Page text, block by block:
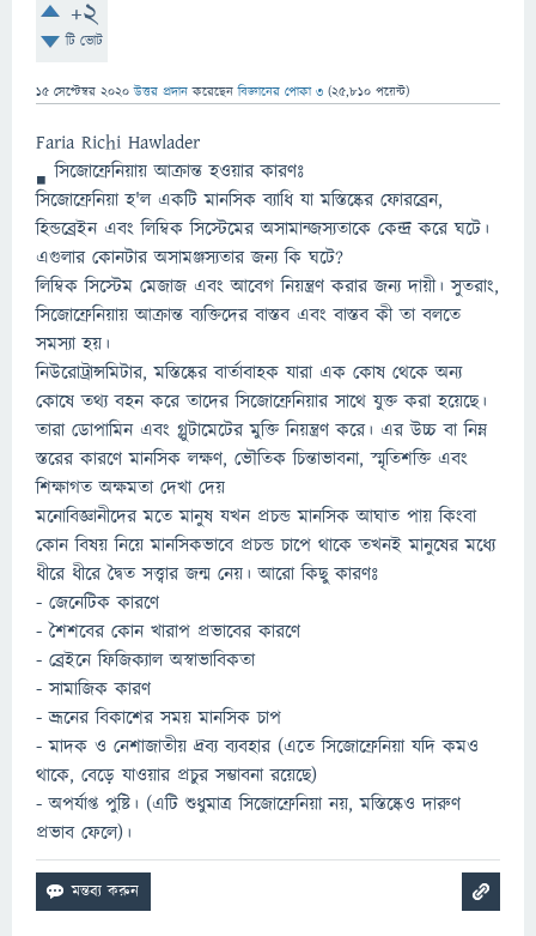
+2
টি ভোট
15 সেপ্টেম্বর 2020 উত্তর প্রদান করেছেনবিজ্ঞানের পোকা ৩ (25,810 পয়েন্ট)
Faria Richi Hawlader
সিজোফ্রেনিয়ায় আক্রান্ত হওয়ার কারণঃ
সিজোফ্রেনিয়া হ'ল একটি মানসিক ব্যাধি যা মস্তিষ্কের ফোরব্রেন,
হিন্ডব্রেইন এবং লিম্বিক সিস্টেমের অসামান্জস্যতাকে কেন্দ্র করে ঘটে।
এগুলার কোনটার অসামঞ্জস্যতার জন্য কি ঘটে?
লিম্বিক সিস্টেম মেজাজ এবং আবেগ নিয়ন্ত্রণ করার জন্য দায়ী। সুতরাং,
সিজোফ্রেনিয়ায় আক্রান্ত ব্যক্তিদের বাস্তব এবং বাস্তব কী তা বলতে
সমস্যা হয়।
নিউরোট্রান্সমিটার, মস্তিষ্কের বার্তাবাহক যারা এক কোষ থেকে অন্য
কোষে তথ্য বহন করে তাদের সিজোফ্রেনিয়ার সাথে যুক্ত করা হয়েছে।
তারা ডোপামিন এবং গ্লুটামেটের মুক্তি নিয়ন্ত্রণ করে। এর উচ্চ বা নিম্ন
স্তরের কারণে মানসিক লক্ষণ, ভৌতিক চিন্তাভাবনা, স্মৃতিশক্তি এবং
শিক্ষাগত অক্ষমতা দেখা দেয়
মনোবিজ্ঞানীদের মতে মানুষ যখন প্রচন্ড মানসিক আঘাত পায় কিংবা
কোন বিষয় নিয়ে মানসিকভাবে প্রচন্ড চাপে থাকে তখনই মানুষের মধ্যে
ধীরে ধীরে দ্বৈত সত্ত্বার জন্ম নেয়। আরো কিছু কারণঃ
- জেনেটিক কারণে
- শৈশবের কোন খারাপ প্রভাবের কারণে
- ব্রেইনে ফিজিক্যাল অস্বাভাবিকতা
- সামাজিক কারণ
- ভ্রূনের বিকাশের সময় মানসিক চাপ
- মাদক ও নেশাজাতীয় দ্রব্য ব্যবহার (এতে সিজোফ্রেনিয়া যদি কমও
থাকে, বেড়ে যাওয়ার প্রচুর সম্ভাবনা রয়েছে)
- অপর্যাপ্ত পুষ্টি। (এটি শুধুমাত্র সিজোফ্রেনিয়া নয়, মস্তিষ্কেও দারুণ
প্রভাব ফেলে)।